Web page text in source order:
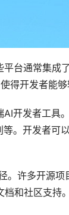
平台通常集成
得开发者能够
开发者工具
。开发者可
许多开源项
和社区支